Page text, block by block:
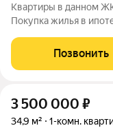
Квартиры в данном
Покупка жилья в
обращайтесь в отдел
Позвонить
3 500 000 ₽
34,9 м² 1-комн.